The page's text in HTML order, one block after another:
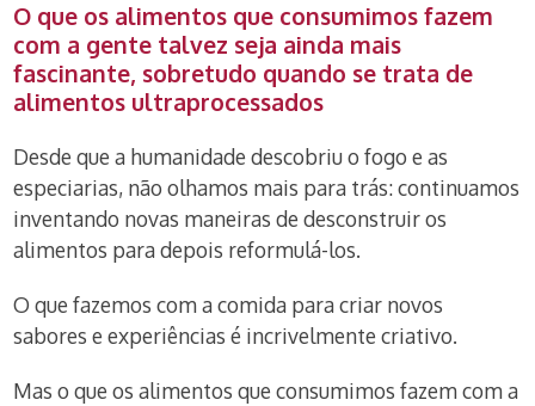
O que os alimentos que consumimos fazem
com a gente talvez seja ainda mais
fascinante, sobretudo quando se trata de
alimentos ultraprocessados
Desde que a humanidade descobriu o fogo e as
especiarias, não olhamos mais para trás: continuamos
inventando novas maneiras de desconstruir os
alimentos para depois reformulá-los.
O que fazemos com a comida para criar novos
sabores e experiências é incrivelmente criativo.
Mas o que os alimentos que consumimos fazem com a